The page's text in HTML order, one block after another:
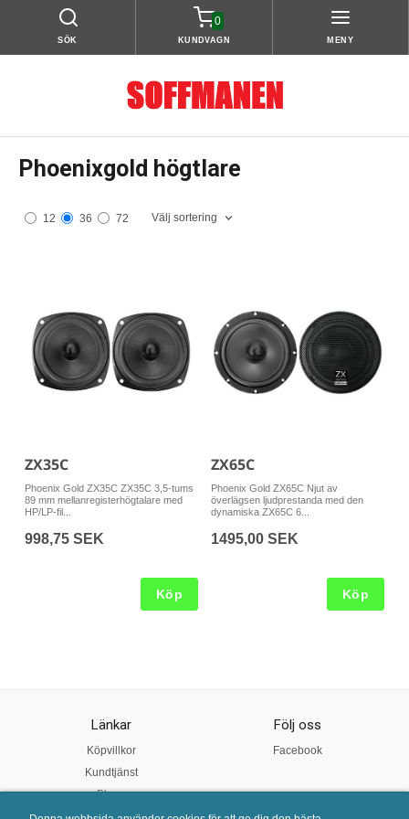
SÖK
0
KUNDVAGN MENY
Phoenixgold högtlare
12 36 72 Välj sortering
ZX35C
Phoenix Gold ZX35C ZX35C 3,5-tums
89 mm mellanregisterhögtalare med
HP/LP-fil...
998,75 SEK
Köp
ZX65C
Phoenix Gold ZX65C Njut av
överlägsen ljudprestanda med den
dynamiska ZX65C 6...
1495,00 SEK
Köp
Länkar
Köpvillkor
Kundtjänst
Blogg
Öppet tider
Följ oss
Facebook